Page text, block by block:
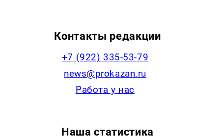
Контакты редакции
+7 (922) 335-53-79
news@prokazan.ru
Работа у нас
Наша статистика